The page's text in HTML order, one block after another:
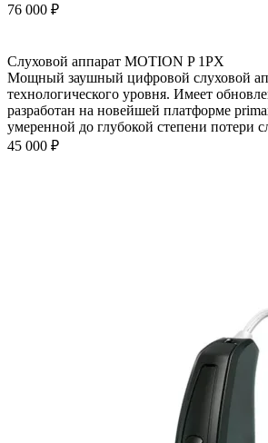
76 000 ₽
Слуховой аппарат MOTION P 1PX
Мощный заушный цифровой слуховой
технологического уровня. Имеет
разработан на новейшей платформе
умеренной до глубокой степени потери
45 000 ₽